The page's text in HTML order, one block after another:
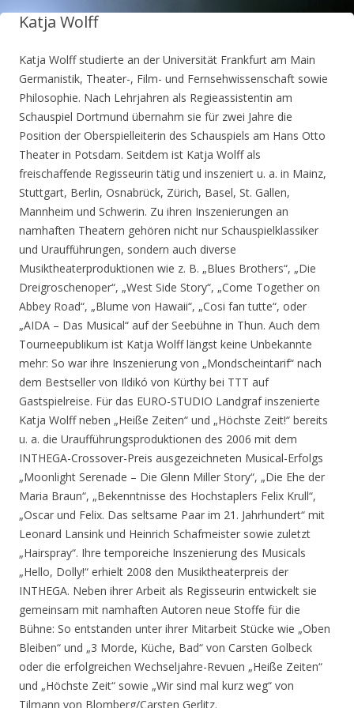
Katja Wolff
Katja Wolff studierte an der Universität Frankfurt am Main
Germanistik, Theater-, Film- und Fernsehwissenschaft sowie
Philosophie. Nach Lehrjahren als Regieassistentin am
Schauspiel Dortmund übernahm sie für zwei Jahre die
Position der Oberspielleiterin des Schauspiels am Hans Otto
Theater in Potsdam. Seitdem ist Katja Wolff als
freischaffende Regisseurin tätig und inszeniert u. a. in Mainz,
Stuttgart, Berlin, Osnabrück, Zürich, Basel, St. Gallen,
Mannheim und Schwerin. Zu ihren Inszenierungen an
namhaften Theatern gehören nicht nur Schauspielklassiker
und Uraufführungen, sondern auch diverse
Musiktheaterproduktionen wie z. B. „Blues Brothers“, „Die
Dreigroschenoper“, „West Side Story“, „Come Together on
Abbey Road“, „Blume von Hawaii“, „Cosi fan tutte“, oder
„AIDA – Das Musical“ auf der Seebühne in Thun. Auch dem
Tourneepublikum ist Katja Wolff längst keine Unbekannte
mehr: So war ihre Inszenierung von „Mondscheintarif“ nach
dem Bestseller von Ildikó von Kürthy bei TTT auf
Gastspielreise. Für das EURO-STUDIO Landgraf inszenierte
Katja Wolff neben „Heiße Zeiten“ und „Höchste Zeit!“ bereits
u. a. die Uraufführungsproduktionen des 2006 mit dem
INTHEGA-Crossover-Preis ausgezeichneten Musical-Erfolgs
„Moonlight Serenade – Die Glenn Miller Story“, „Die Ehe der
Maria Braun“, „Bekenntnisse des Hochstaplers Felix Krull“,
„Oscar und Felix. Das seltsame Paar im 21. Jahrhundert“ mit
Leonard Lansink und Heinrich Schafmeister sowie zuletzt
„Hairspray“. Ihre temporeiche Inszenierung des Musicals
„Hello, Dolly!“ erhielt 2008 den Musiktheaterpreis der
INTHEGA. Neben ihrer Arbeit als Regisseurin entwickelt sie
gemeinsam mit namhaften Autoren neue Stoffe für die
Bühne: So entstanden unter ihrer Mitarbeit Stücke wie „Oben
Bleiben“ und „3 Morde, Küche, Bad“ von Carsten Golbeck
oder die erfolgreichen Wechseljahre-Revuen „Heiße Zeiten“
und „Höchste Zeit“ sowie „Wir sind mal kurz weg“ von
Tilmann von Blomberg/Carsten Gerlitz.